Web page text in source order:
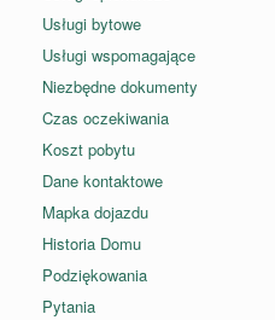
Usługi bytowe
Usługi wspomagające
Niezbędne dokumenty
Czas oczekiwania
Koszt pobytu
Dane kontaktowe
Mapka dojazdu
Historia Domu
Podziękowania
Pytania